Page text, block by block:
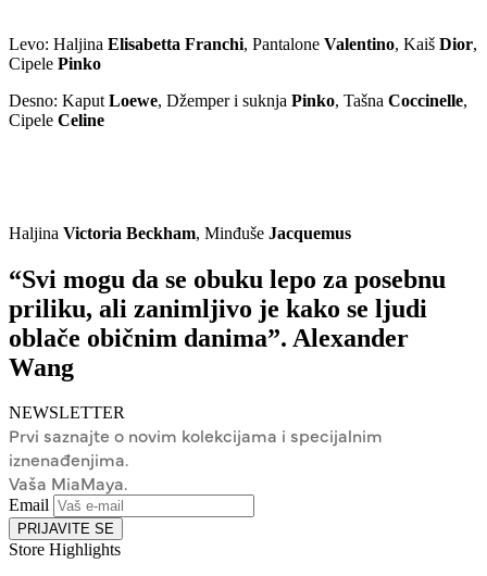
Levo: Haljina Elisabetta Franchi, Pantalone Valentino, Kaiš Dior,
Cipele Pinko
Desno: Kaput Loewe, Džemper i suknja Pinko, Tašna Coccinelle,
Cipele Celine
Haljina Victoria Beckham, Minđuše Jacquemus
“Svi mogu da se obuku lepo za posebnu
priliku, ali zanimljivo je kako se ljudi
oblače običnim danima”. Alexander
Wang
NEWSLETTER
Prvi saznajte o novim kolekcijama i specijalnim
iznenađenjima.
Vaša MiaMaya.
Email
PRIJAVITE SE
Store Highlights